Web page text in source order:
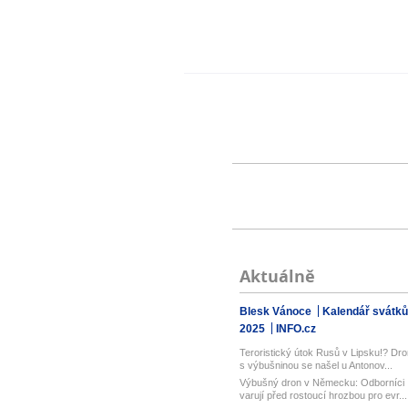
Aktuálně
Blesk Vánoce
Kalendář svátků
2025
INFO.cz
Teroristický útok Rusů v Lipsku!?
s výbušninou se našel u Antonov...
Výbušný dron v Německu: Odborníci
varují před rostoucí hrozbou pro evr...